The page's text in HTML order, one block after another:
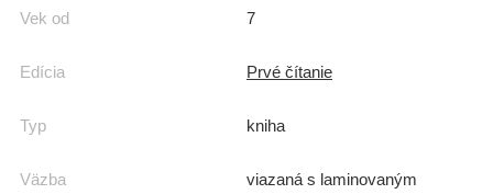
Vek od 7
Edícia Prvé čítanie
Typ kniha
Väzba
viazaná s laminovaným